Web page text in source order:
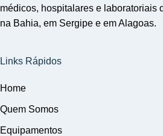
médicos, hospitalares e laboratoriais
na Bahia, em Sergipe e em Alagoas.
Links Rápidos
Home
Quem Somos
Equipamentos